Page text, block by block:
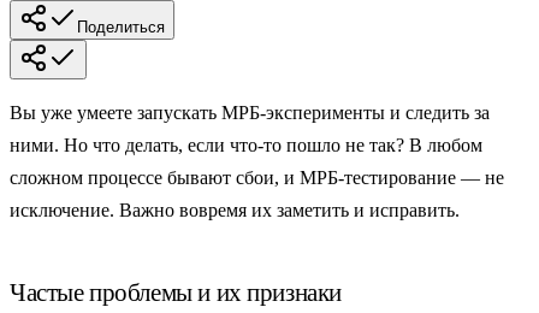
Поделиться
Вы уже умеете запускать МРБ-эксперименты и следить за
ними. Но что делать, если что-то пошло не так? В любом
сложном процессе бывают сбои, и МРБ-тестирование — не
исключение. Важно вовремя их заметить и исправить.
Частые проблемы и их признаки